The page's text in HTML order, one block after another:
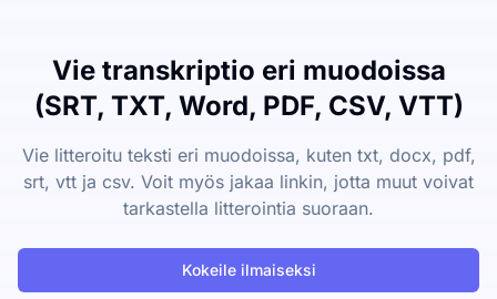
Vie transkriptio eri muodoissa
(SRT, TXT, Word, PDF, CSV, VTT)
Vie litteroitu teksti eri muodoissa, kuten txt, docx, pdf,
srt, vtt ja csv. Voit myös jakaa linkin, jotta muut voivat
tarkastella litterointia suoraan.
Kokeile ilmaiseksi